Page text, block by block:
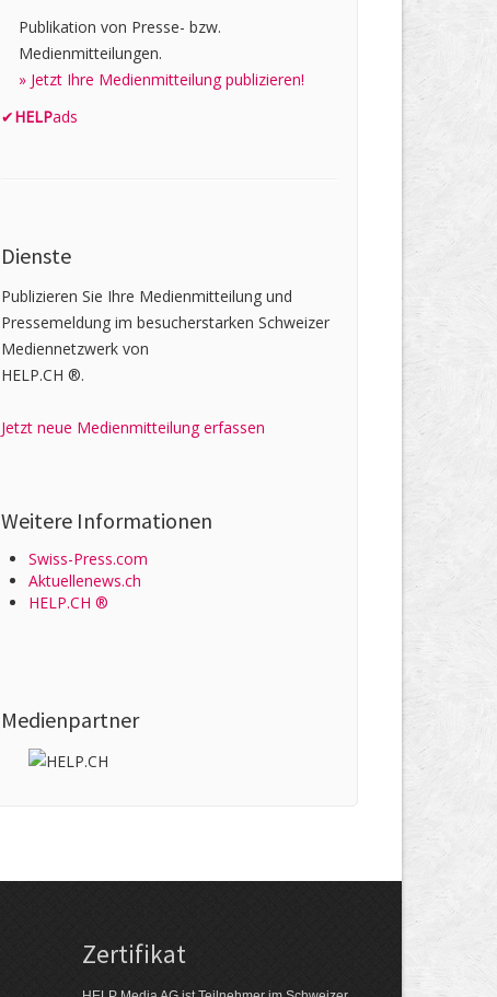
Publikation von Presse- bzw.
Medienmitteilungen.
» Jetzt Ihre Medienmitteilung publizieren!
✔HELPads
Dienste
Publizieren Sie Ihre Medienmitteilung und
Pressemeldung im besucherstarken Schweizer
Mediennetzwerk von
HELP.CH ®.
Jetzt neue Medienmitteilung erfassen
Weitere Informationen
Swiss-Press.com
Aktuellenews.ch
HELP.CH ®
Medienpartner
Zertifikat